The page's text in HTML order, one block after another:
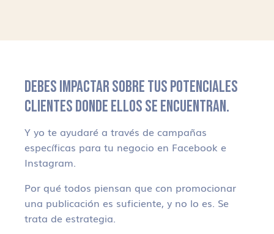
DEBES IMPACTAR SOBRE TUS POTENCIALES
CLIENTES DONDE ELLOS SE ENCUENTRAN.
Y yo te ayudaré a través de campañas
específicas para tu negocio en Facebook e
Instagram.
Por qué todos piensan que con promocionar
una publicación es suficiente, y no lo es. Se
trata de estrategia.